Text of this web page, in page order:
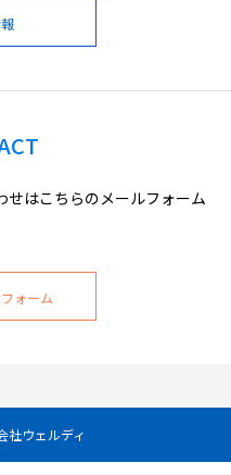
せはこちらのメールフォーム
ォーム
ウェルディ